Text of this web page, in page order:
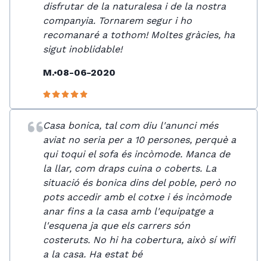
disfrutar de la naturalesa i de la nostra
companyia. Tornarem segur i ho
recomanaré a tothom! Moltes gràcies, ha
sigut inoblidable!
M. 08-06-2020
Casa bonica, tal com diu l'anunci més
aviat no seria per a 10 persones, perquè a
qui toqui el sofa és incòmode. Manca de
la llar, com draps cuina o coberts. La
situació és bonica dins del poble, però no
pots accedir amb el cotxe i és incòmode
anar fins a la casa amb l'equipatge a
l'esquena ja que els carrers són
costeruts. No hi ha cobertura, això sí wifi
a la casa. Ha estat bé